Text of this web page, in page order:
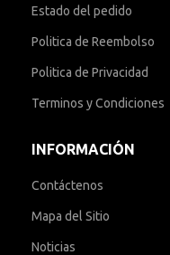
Estado del pedido
Politica de Reembolso
Politica de Privacidad
Terminos y Condiciones
INFORMACIÓN
Contáctenos
Mapa del Sitio
Noticias